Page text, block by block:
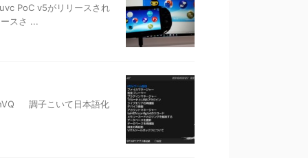
PoC v5がリリースされ
スさ ...
調子こいて日本語化